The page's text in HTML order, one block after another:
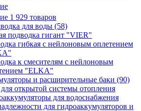
1 929 товаров
для воды (58)
подводка гигант "VIER"
гибкая с нейлоновым оплетением
к смесителям с нейлоновым
"ELKA"
и расширительные баки (90)
открытой системы отопления
для водоснабжения
для гидроаккумуляторов и